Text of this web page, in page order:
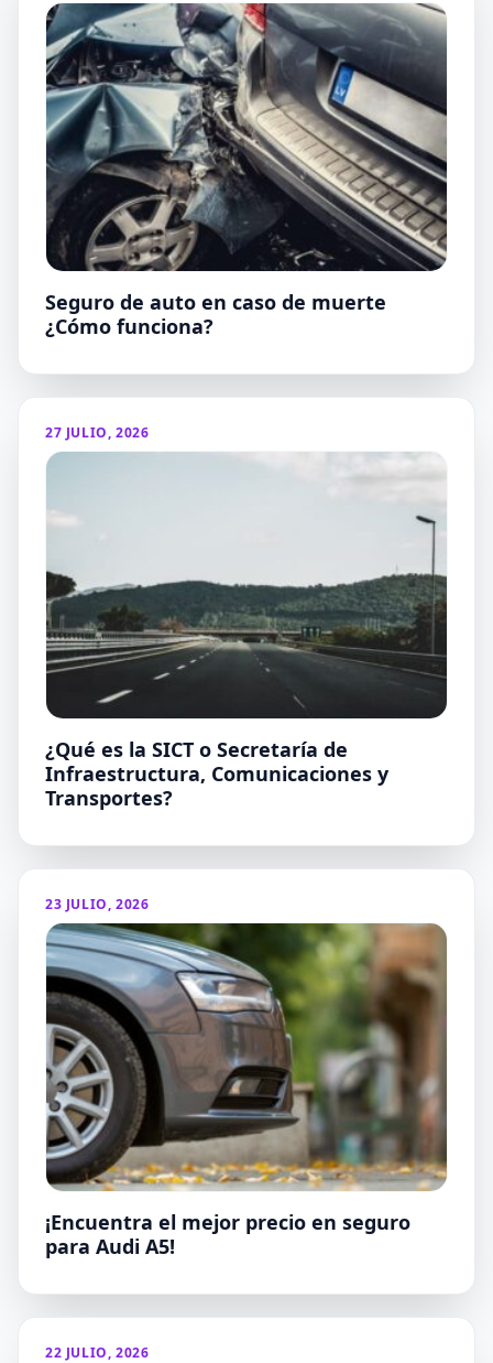
Seguro de auto en caso de muerte
¿Cómo funciona?
27 JULIO, 2026
¿Qué es la SICT o Secretaría de
Infraestructura, Comunicaciones y
Transportes?
23 JULIO, 2026
¡Encuentra el mejor precio en seguro
para Audi A5!
22 JULIO, 2026